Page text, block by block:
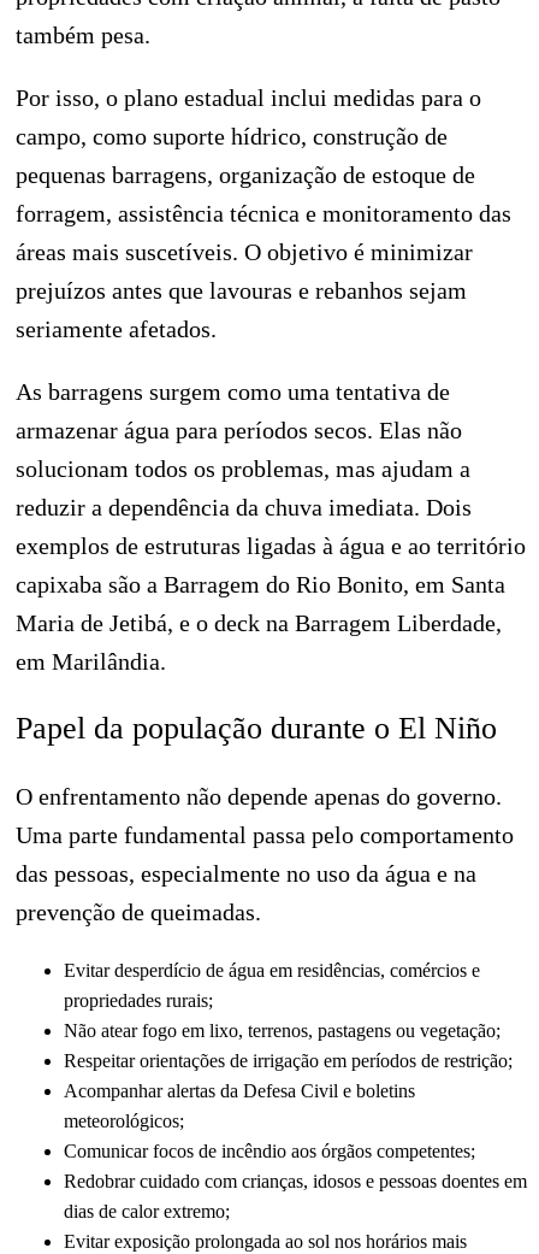
também pesa.
Por isso, o plano estadual inclui medidas para o
campo, como suporte hídrico, construção de
pequenas barragens, organização de estoque de
forragem, assistência técnica e monitoramento das
áreas mais suscetíveis. O objetivo é minimizar
prejuízos antes que lavouras e rebanhos sejam
seriamente afetados.
As barragens surgem como uma tentativa de
armazenar água para períodos secos. Elas não
solucionam todos os problemas, mas ajudam a
reduzir a dependência da chuva imediata. Dois
exemplos de estruturas ligadas à água e ao território
capixaba são a Barragem do Rio Bonito, em Santa
Maria de Jetibá, e o deck na Barragem Liberdade,
em Marilândia.
Papel da população durante o El Niño
O enfrentamento não depende apenas do governo.
Uma parte fundamental passa pelo comportamento
das pessoas, especialmente no uso da água e na
prevenção de queimadas.
Evitar desperdício de água em residências, comércios e
propriedades rurais;
Não atear fogo em lixo, terrenos, pastagens ou vegetação;
Respeitar orientações de irrigação em períodos de restrição;
Acompanhar alertas da Defesa Civil e boletins
meteorológicos;
Comunicar focos de incêndio aos órgãos competentes;
Redobrar cuidado com crianças, idosos e pessoas doentes em
dias de calor extremo;
Evitar exposição prolongada ao sol nos horários mais